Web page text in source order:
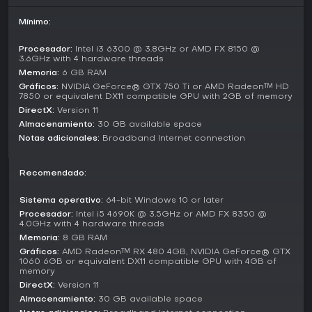
coche, donde la estrategia es clave para superar a los
Más allá de la trama principal, puedes lanzarte a
actividades free-roam como retos de velocidad o
búsquedas de coleccionables. Los modos competitivos
llegan vía tablas de clasificación online, para comparar
tiempos y puntuaciones en carreras o drifts. Su enfoque en
en ganar piezas mediante eventos o exploración. A veces
resulta aleatorio, ya que el progreso depende de conseguir
objetos específicos para elevar las estadísticas del coche.
The House es la facción antagonista principal, que domina
el bajo mundo de la ciudad e influye en los eventos con sus
operaciones de cártel.
La física de conducción fusiona accesibilidad arcade con
toques realistas, sobre todo en secciones off-road donde
el terreno impacta el manejo. Las perspectivas multi-
Mínimo:
Procesador: Intel i3 6300 @ 3.8GHz or AMD FX 8150 @
3.6GHz with 4 hardware threads
Memoria: 6 GB RAM
Gráficos: NVIDIA GeForce® GTX 750 Ti or AMD Radeon™ HD
7850 or equivalent DX11 compatible GPU with 2GB of memory
DirectX: Version 11
Almacenamiento: 30 GB available space
Notas adicionales: Broadband Internet connection
Recomendado:
Sistema operativo: 64-bit Windows 10 or later
Procesador: Intel i5 4690K @ 3.5GHz or AMD FX 8350 @
4.0GHz with 4 hardware threads
Memoria: 8 GB RAM
Gráficos: AMD Radeon™ RX 480 4GB, NVIDIA GeForce® GTX
1060 6GB or equivalent DX11 compatible GPU with 4GB of
memory
DirectX: Version 11
Almacenamiento: 30 GB available space